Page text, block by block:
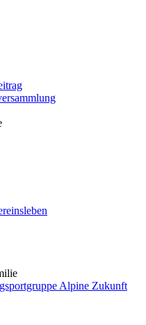
Alpine Zukunft